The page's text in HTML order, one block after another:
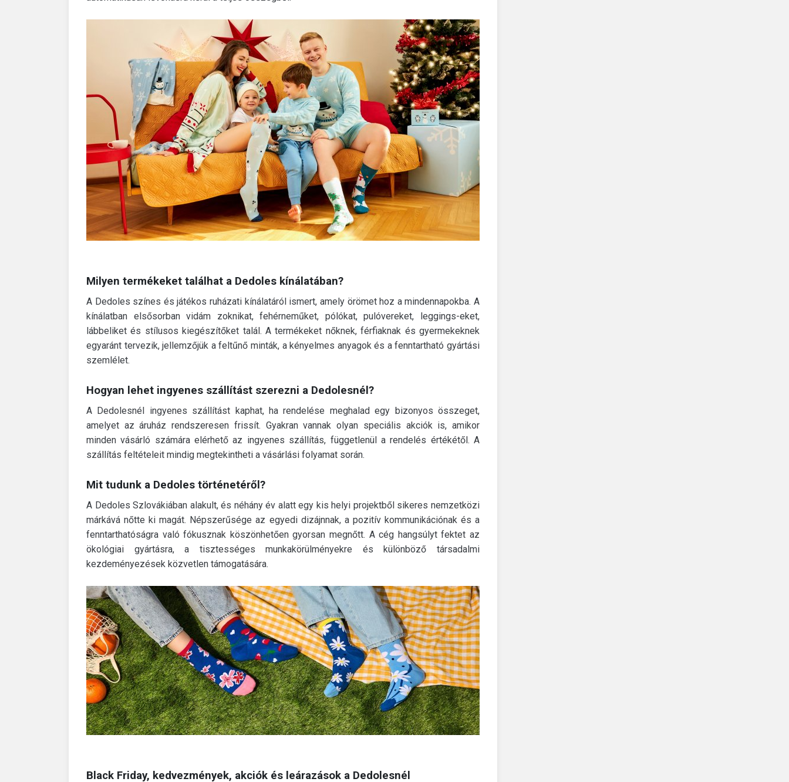
Milyen termékeket találhat a Dedoles kínálatában?
A Dedoles színes és játékos ruházati kínálatáról ismert, amely örömet hoz a mindennapokba. A
kínálatban elsősorban vidám zoknikat, fehérneműket, pólókat, pulóvereket, leggings-eket,
lábbeliket és stílusos kiegészítőket talál. A termékeket nőknek, férfiaknak és gyermekeknek
egyaránt tervezik, jellemzőjük a feltűnő minták, a kényelmes anyagok és a fenntartható gyártási
szemlélet.
Hogyan lehet ingyenes szállítást szerezni a Dedolesnél?
A Dedolesnél ingyenes szállítást kaphat, ha rendelése meghalad egy bizonyos összeget,
amelyet az áruház rendszeresen frissít. Gyakran vannak olyan speciális akciók is, amikor
minden vásárló számára elérhető az ingyenes szállítás, függetlenül a rendelés értékétől. A
szállítás feltételeit mindig megtekintheti a vásárlási folyamat során.
Mit tudunk a Dedoles történetéről?
A Dedoles Szlovákiában alakult, és néhány év alatt egy kis helyi projektből sikeres nemzetközi
márkává nőtte ki magát. Népszerűsége az egyedi dizájnnak, a pozitív kommunikációnak és a
fenntarthatóságra való fókusznak köszönhetően gyorsan megnőtt. A cég hangsúlyt fektet az
ökológiai gyártásra, a tisztességes munkakörülményekre és különböző társadalmi
kezdeményezések közvetlen támogatására.
Black Friday, kedvezmények, akciók és leárazások a Dedolesnél